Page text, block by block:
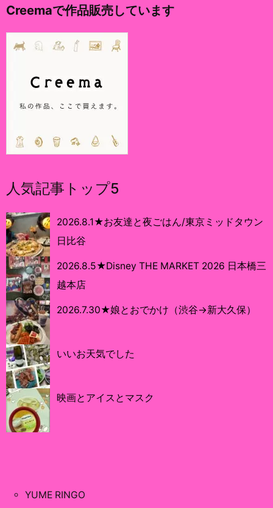
Creemaで作品販売しています
人気記事トップ5
2026.8.1★お友達と夜ごはん/東京ミッドタウン
日比谷
2026.8.5★Disney THE MARKET 2026 日本橋三
越本店
2026.7.30★娘とおでかけ（渋谷→新大久保）
いいお天気でした
映画とアイスとマスク
YUME RINGO